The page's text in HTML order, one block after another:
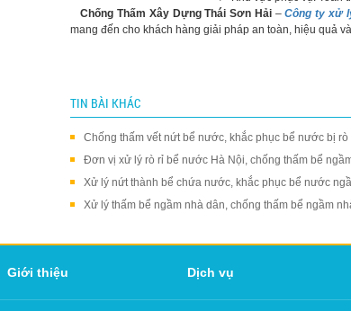
Chống Thấm Xây Dựng Thái Sơn Hải–Công ty xử
mang đến cho khách hàng giải pháp an toàn, hiệu quả
TIN BÀI KHÁC
Chống thấm vết nứt bể nước, khắc phục bể nước bị rò
Đơn vị xử lý rò rỉ bể nước Hà Nội, chống thấm bể
Xử lý nứt thành bể chứa nước, khắc phục bể nước
Xử lý thấm bể ngầm nhà dân, chống thấm bể ngầm
Giới thiệu Dịch vụ